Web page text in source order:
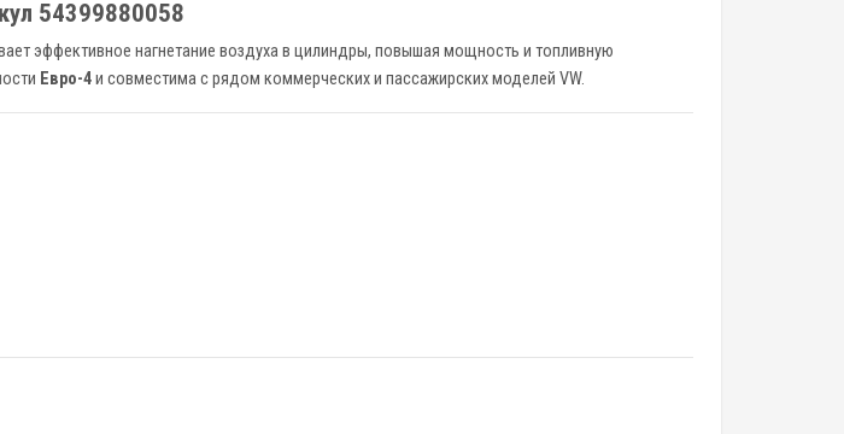
54399880058
эффективное нагнетание воздуха в цилиндры, повышая мощность и топливную
Евро-4и совместима с рядом коммерческих и пассажирских моделей VW.